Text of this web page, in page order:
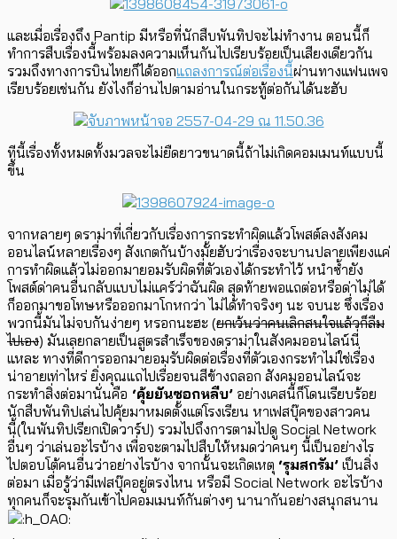
และเมื่อเรื่องถึง Pantip มีหรือที่นักสืบพันทิปจะไม่ทำงาน ตอนนี้ก็
ทำการสืบเรื่องนี้พร้อมลงความเห็นกันไปเรียบร้อยเป็นเสียงเดียวกัน
รวมถึงทางการบินไทยก็ได้ออกแถลงการณ์ต่อเรื่องนี้ผ่านทางแฟนเพจ
เรียบร้อยเช่นกัน ยังไงก็อ่านไปตามอ่านในกระทู้ต่อกันได้นะฮับ
ทีนี้เรื่องทั้งหมดทั้งมวลจะไม่ยืดยาวขนาดนี้ถ้าไม่เกิดคอมเมนท์แบบนี้
ขึ้น
จากหลายๆ ดราม่าที่เกี่ยวกับเรื่องการกระทำผิดแล้วโพสต์ลงสังคม
ออนไลน์หลายเรื่องๆ สังเกตกันบ้างมั้ยฮับว่าเรื่องจะบานปลายเพียงแค่
การทำผิดแล้วไม่ออกมายอมรับผิดที่ตัวเองได้กระทำไว้ หนำซ้ำยัง
โพสต์ด่าคนอื่นกลับแบบไม่แคร์ว่าฉันผิด สุดท้ายพอแถต่อหรือด่าไม่ได้
ก็ออกมาขอโทษหรือออกมาโกหกว่า ไม่ได้ทำจริงๆ นะ จบนะ ซึ่งเรื่อง
พวกนี้มันไม่จบกันง่ายๆ หรอกนะฮะ (ยกเว้นว่าคนเลิกสนใจแล้วก็ลืม
ไปเอง) มันเลยกลายเป็นสูตรสำเร็จของดราม่าในสังคมออนไลน์นี่
แหละ ทางที่ดีการออกมายอมรับผิดต่อเรื่องที่ตัวเองกระทำไม่ใช่เรื่อง
น่าอายเท่าไหร่ ยิ่งคุณแถไปเรื่อยจนสีข้างถลอก สังคมออนไลน์จะ
กระทำสิ่งต่อมานั่นคือ ‘คุ้ยยันซอกหลืบ’ อย่างเคสนี้ก็โดนเรียบร้อย
นักสืบพันทิปเล่นไปคุ้ยมาหมดตั้งแต่โรงเรียน หาเฟสบุ๊คของสาวคน
นี้(ในพันทิปเรียกเปิดวาร์ป) รวมไปถึงการตามไปดู Social Network
อื่นๆ ว่าเล่นอะไรบ้าง เพื่อจะตามไปสืบให้หมดว่าคนๆ นี้เป็นอย่างไร
ไปตอบโต้คนอื่นว่าอย่างไรบ้าง จากนั้นจะเกิดเหตุ ‘รุมสกรัม’ เป็นสิ่ง
ต่อมา เมื่อรู้ว่ามีเฟสบุ๊คอยู่ตรงไหน หรือมี Social Network อะไรบ้าง
ทุกคนก็จะรุมกันเข้าไปคอมเมนท์กันต่างๆ นานากันอย่างสนุกสนาน